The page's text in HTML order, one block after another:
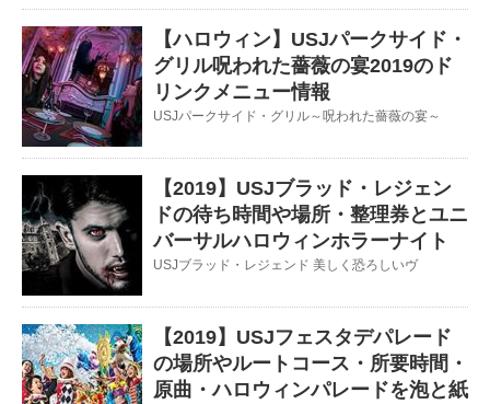
【ハロウィン】USJパークサイド・
グリル呪われた薔薇の宴2019のド
リンクメニュー情報
USJパークサイド・グリル～呪われた薔薇の宴～
【2019】USJブラッド・レジェン
ドの待ち時間や場所・整理券とユニ
バーサルハロウィンホラーナイト
USJブラッド・レジェンド 美しく恐ろしいヴ
【2019】USJフェスタデパレード
の場所やルートコース・所要時間・
原曲・ハロウィンパレードを泡と紙